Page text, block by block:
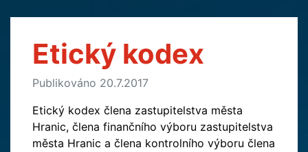
Etický kodex
Publikováno 20.7.2017
Etický kodex člena zastupitelstva města
Hranic, člena finančního výboru zastupitelstva
města Hranic a člena kontrolního výboru člena